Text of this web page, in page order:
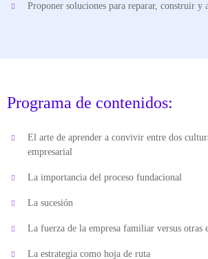
Proponer soluciones para reparar, construir y
Programa de contenidos:
El arte de aprender a convivir entre dos
empresarial
La importancia del proceso fundacional
La sucesión
La fuerza de la empresa familiar versus otras
La estrategia como hoja de ruta